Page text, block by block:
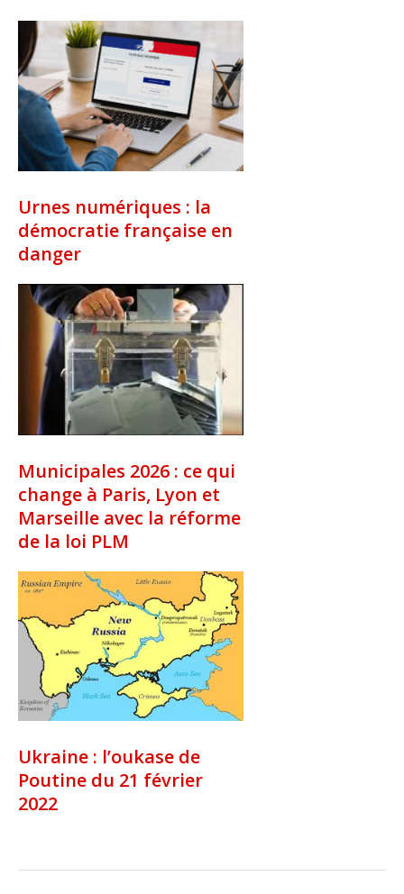
Urnes numériques : la
démocratie française en
danger
Municipales 2026 : ce qui
change à Paris, Lyon et
Marseille avec la réforme
de la loi PLM
Ukraine : l’oukase de
Poutine du 21 février
2022